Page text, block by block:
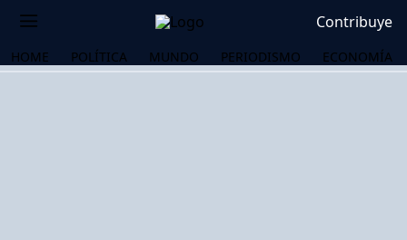
Contribuye
HOME POLÍTICA MUNDO PERIODISMO ECONOMÍA